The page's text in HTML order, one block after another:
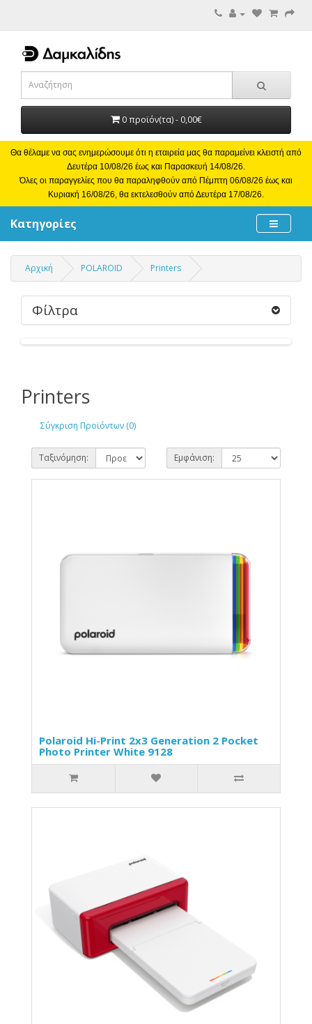
0 προϊόν(τα) - 0,00€
Θα θέλαμε να σας ενημερώσουμε ότι η εταιρεία μας θα παραμείνει κλειστή από
Δευτέρα 10/08/26 έως και Παρασκευή 14/08/26.
Όλες οι παραγγελίες που θα παραληφθούν από Πέμπτη 06/08/26 έως και
Κυριακή 16/08/26, θα εκτελεσθούν από Δευτέρα 17/08/26.
Κατηγορίες
Αρχική POLAROID Printers
Φίλτρα
Printers
Σύγκριση Προϊόντων (0)
Ταξινόμηση: Εμφάνιση:
Polaroid Hi-Print 2x3 Generation 2 Pocket
Photo Printer White 9128